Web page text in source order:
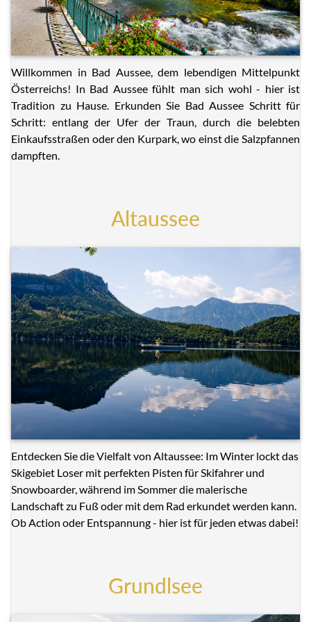
Willkommen in Bad Aussee, dem lebendigen Mittelpunkt
Österreichs! In Bad Aussee fühlt man sich wohl - hier ist
Tradition zu Hause. Erkunden Sie Bad Aussee Schritt für
Schritt: entlang der Ufer der Traun, durch die belebten
Einkaufsstraßen oder den Kurpark, wo einst die Salzpfannen
dampften.
Altaussee
Entdecken Sie die Vielfalt von Altaussee: Im Winter lockt das
Skigebiet Loser mit perfekten Pisten für Skifahrer und
Snowboarder, während im Sommer die malerische
Landschaft zu Fuß oder mit dem Rad erkundet werden kann.
Ob Action oder Entspannung - hier ist für jeden etwas dabei!
Grundlsee